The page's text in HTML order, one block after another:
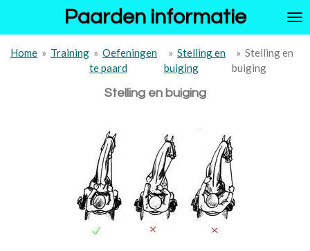
de
Paarden informatie
Home » Training » Oefeningen
te paard
» Stelling en
buiging
» Stelling en
buiging
Stelling en buiging